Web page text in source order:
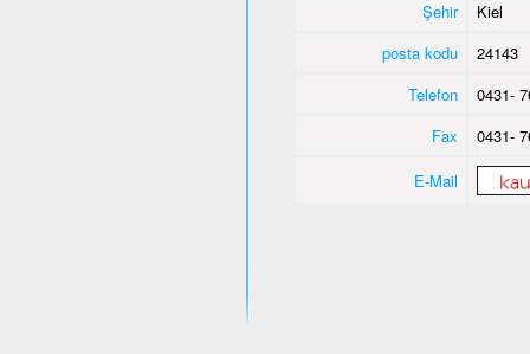
Şehir
Kiel
posta kodu
24143
Telefon
0431-
Fax
0431-
E-Mail